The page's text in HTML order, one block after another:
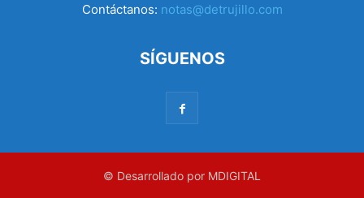
Contáctanos: notas@detrujillo.com
SÍGUENOS
© Desarrollado por MDIGITAL